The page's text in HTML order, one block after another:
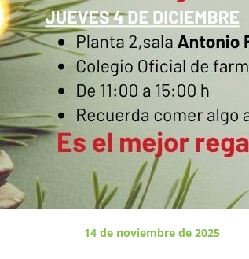
14 de noviembre de 2025